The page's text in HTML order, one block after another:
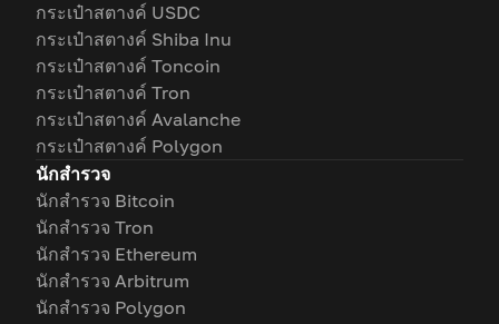
กระเป๋าสตางค์ USDC
กระเป๋าสตางค์ Shiba Inu
กระเป๋าสตางค์ Toncoin
กระเป๋าสตางค์ Tron
กระเป๋าสตางค์ Avalanche
กระเป๋าสตางค์ Polygon
นักสำรวจ
นักสำรวจ Bitcoin
นักสำรวจ Tron
นักสำรวจ Ethereum
นักสำรวจ Arbitrum
นักสำรวจ Polygon